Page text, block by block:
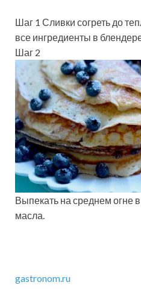
Шаг 1 Сливки согреть до
все ингредиенты в
Шаг 2
Выпекать на среднем огне
масла.
gastronom.ru